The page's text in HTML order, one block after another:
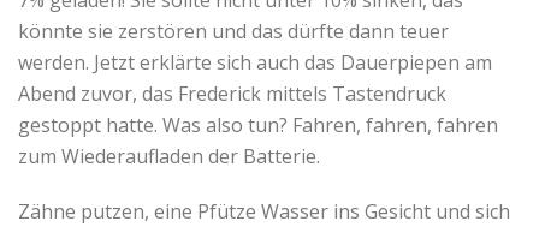
könnte sie zerstören und das dürfte dann teuer
werden. Jetzt erklärte sich auch das Dauerpiepen am
Abend zuvor, das Frederick mittels Tastendruck
gestoppt hatte. Was also tun? Fahren, fahren, fahren
zum Wiederaufladen der Batterie.
Zähne putzen, eine Pfütze Wasser ins Gesicht und sich